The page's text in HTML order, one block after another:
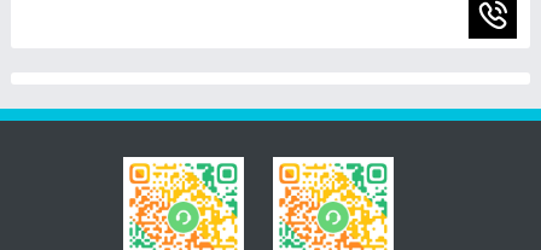
密的钟表也可能需要维修或
保养。为了提供最好的售后